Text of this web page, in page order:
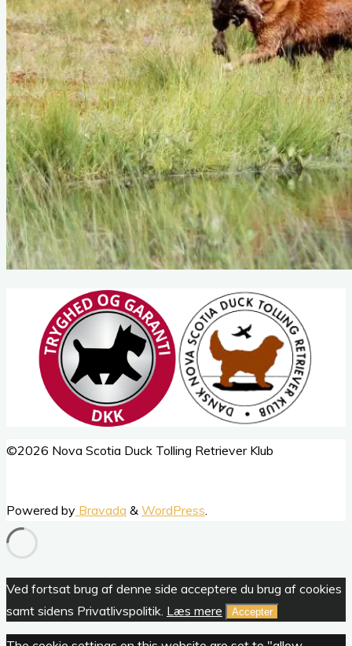
Back
©2026 Nova Scotia Duck Tolling Retriever Klub
Powered by Bravada & WordPress
Ved fortsat brug af denne side acceptere du brug af cookies
samt sidens Privatlivspolitik. Læs mere Accepter